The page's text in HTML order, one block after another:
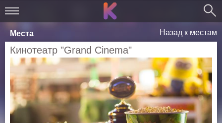
Места Назад к местам
Кинотеатр "Grand Cinema"